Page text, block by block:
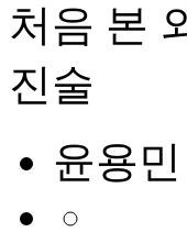
처음 본
진술
윤용